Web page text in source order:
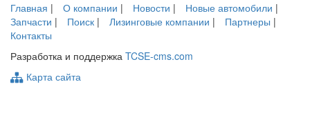
Главная | О компании | Новости | Новые автомобили |
Запчасти | Поиск | Лизинговые компании | Партнеры |
Контакты
Разработка и поддержка TCSE-cms.com
Карта сайта